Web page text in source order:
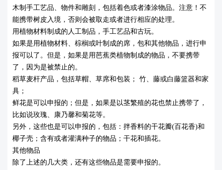
木制手工艺品、物件和雕刻，包括着色或者漆涂物品。注意！不
能携带树皮入境，否则会被取走或者进行相应的处理。
用植物材料制成的人工制品，手工艺品和古玩。
如果是用植物材料、棕榈或叶制成的席，包和其他物品，进行申
报可以了。但是，如果是用芭蕉类植物制成的物品，不要携带
了，因为是被禁止的。
稻草麦杆产品，包括草帽、草席和包装； 竹、藤或白藤篮器和家
具；
鲜花是可以申报的；但是，如果是以茎繁殖的花也禁止携带了，
比如说玫瑰、康乃馨和菊花等。
另外，这些也是可以申报的，包括：拌香料的干花瓣(百花香)和
椰子壳；含有或者灌满种子的物品；干花和插花。
其他物品
除了上述的几大类，还有这些物品是需要申报的。